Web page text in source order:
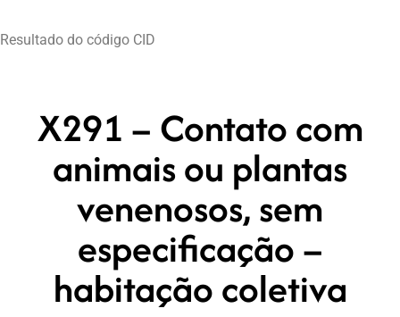
Resultado do código CID
X291 – Contato com
animais ou plantas
venenosos, sem
especificação –
habitação coletiva